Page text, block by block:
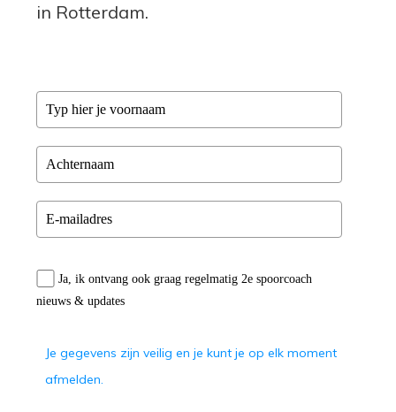
in Rotterdam.
Ja, ik ontvang ook graag regelmatig 2e spoorcoach
nieuws & updates
Je gegevens zijn veilig en je kunt je op elk moment
afmelden.